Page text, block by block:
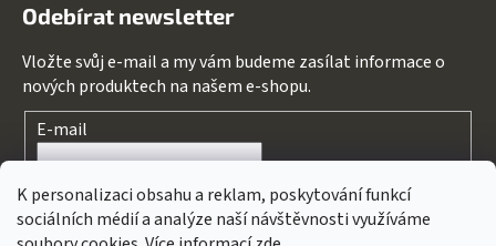
K personalizaci obsahu a reklam, poskytování funkcí
sociálních médií a analýze naší návštěvnosti využíváme
Odebírat newsletter
Vložte svůj e-mail a my vám budeme zasílat informace o
nových produktech na našem e-shopu.
E-mail
Souhlasím spodmínkami ochrany osobních údajů
PŘIHLÁSIT SE